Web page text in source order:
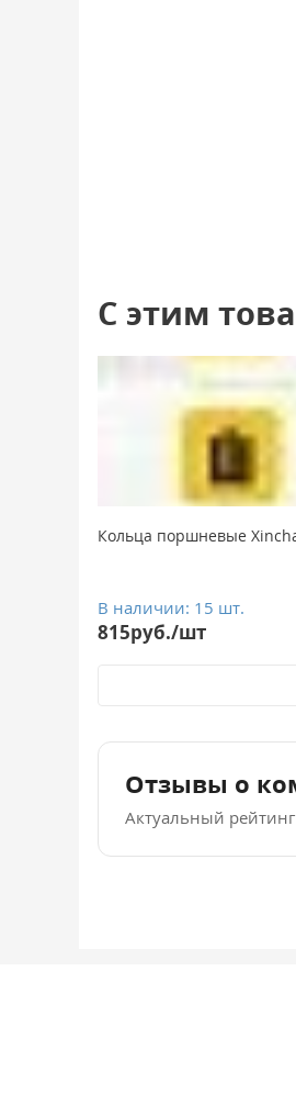
С этим
Кольца поршневые
В наличии: 15 шт.
815руб./шт
Отзывы о
Актуальный